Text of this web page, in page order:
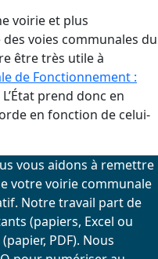
voirie et plus
voies communales du
être très utile à
de Fonctionnement :
L’État prend donc en
en fonction de celui-
vous aidons à remettre
votre voirie communale
Notre travail part de
(papiers, Excel ou
PDF). Nous